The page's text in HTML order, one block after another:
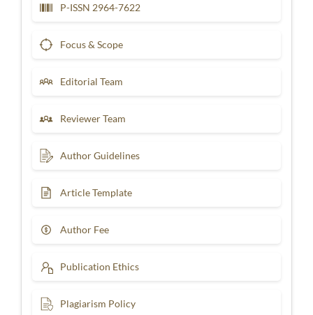
P-ISSN 2964-7622
Focus & Scope
Editorial Team
Reviewer Team
Author Guidelines
Article Template
Author Fee
Publication Ethics
Plagiarism Policy